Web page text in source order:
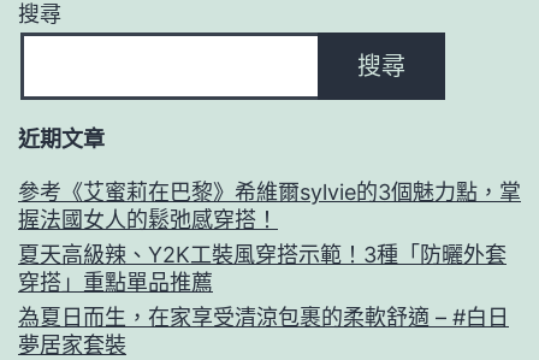
搜尋
搜尋
近期文章
參考《艾蜜莉在巴黎》希維爾sylvie的3個魅力點，掌
握法國女人的鬆弛感穿搭！
夏天高級辣、Y2K工裝風穿搭示範！3種「防曬外套
穿搭」重點單品推薦
為夏日而生，在家享受清涼包裹的柔軟舒適 – #白日
夢居家套裝